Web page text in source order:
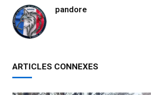
pandore
ARTICLES CONNEXES